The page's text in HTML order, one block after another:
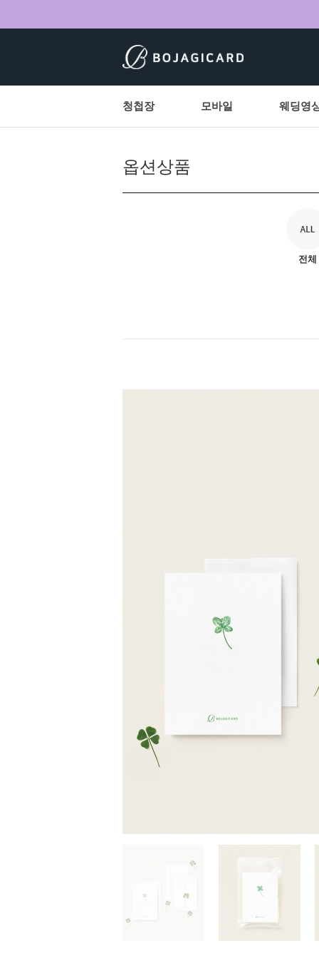
청첩장 모바일 웨딩영
옵션상품
전체